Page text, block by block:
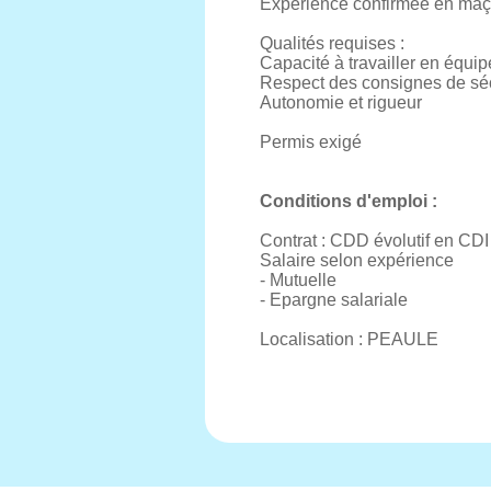
Expérience confirmée en
Qualités requises :
Capacité à travailler en
Respect des consignes de
Autonomie et rigueur
Permis exigé
Conditions d'emploi :
Contrat : CDD évolutif en CDI
Salaire selon expérience
- Mutuelle
- Epargne salariale
Localisation : PEAULE